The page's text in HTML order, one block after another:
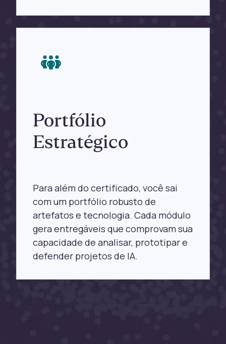
Portfólio
Estratégico
Para além do certificado, você sai
com um portfólio robusto de
artefatos e tecnologia. Cada módulo
gera entregáveis que comprovam sua
capacidade de analisar, prototipar e
defender projetos de IA.